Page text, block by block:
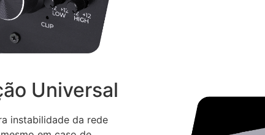
Universal
instabilidade da rede